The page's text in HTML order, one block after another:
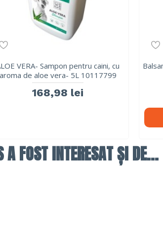
VERA- Sampon pentru caini, cu
aroma de aloe vera- 5L 10117799
168,98 lei
A FOST INTERESAT ȘI DE...